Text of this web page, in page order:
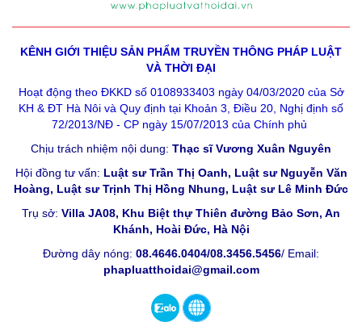
KÊNH GIỚI THIỆU SẢN PHẨM TRUYỀN THÔNG PHÁP LUẬT
VÀ THỜI ĐẠI
Hoạt động theo ĐKKD số 0108933403 ngày 04/03/2020 của Sở
KH & ĐT Hà Nôi và Quy định tại Khoản 3, Điều 20, Nghị định số
72/2013/NĐ - CP ngày 15/07/2013 của Chính phủ
Chịu trách nhiệm nội dung: Thạc sĩ Vương Xuân Nguyên
Hội đồng tư vấn: Luật sư Trần Thị Oanh, Luật sư Nguyễn Văn
Hoàng, Luật sư Trịnh Thị Hồng Nhung, Luật sư Lê Minh Đức
Trụ sở: Villa JA08, Khu Biệt thự Thiên đường Bảo Sơn, An
Khánh, Hoài Đức, Hà Nội
Đường dây nóng: 08.4646.0404/08.3456.5456/ Email:
phapluatthoidai@gmail.com